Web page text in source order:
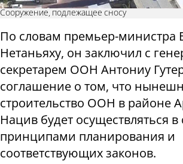
Сооружение, подлежащее сносу
По словам премьер-министра
Нетаньяху, он заключил с
секретарем ООН Антониу
соглашение о том, что
строительство ООН в районе
Нацив будет осуществляться в
принципами планирования и
соответствующих законов.